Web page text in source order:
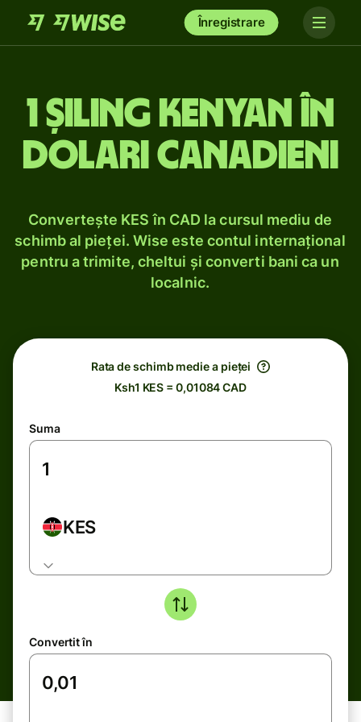
Înregistrare
1 șiling kenyan în
dolari canadieni
Convertește KES în CAD la cursul mediu de
schimb al pieței. Wise este contul internațional
pentru a trimite, cheltui și converti bani ca un
localnic.
Rata de schimb medie a pieței
Ksh1 KES = 0,01084 CAD
Suma
KES
Convertit în